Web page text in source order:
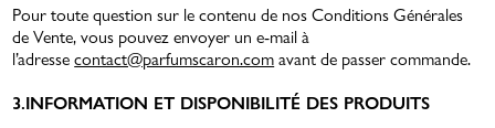
Pour toute question sur le contenu de nos Conditions Générales
de Vente, vous pouvez envoyer un e-mail à
l’adressecontact@parfumscaron.comavant de passer commande.
3.INFORMATION ET DISPONIBILITÉ DES PRODUITS